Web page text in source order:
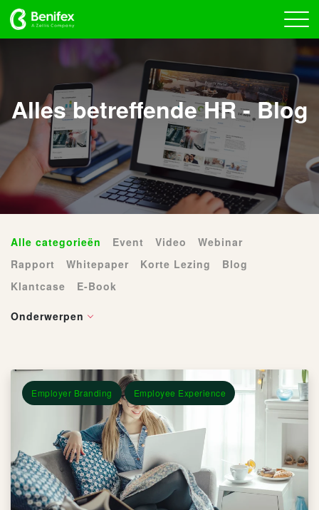
Alles betreffende HR - Blog
Alle categorieën Event Video
Webinar
Rapport
Whitepaper Korte Lezing
Blog
Klantcase
E-Book
Onderwerpen
Employer Branding Employee Experience